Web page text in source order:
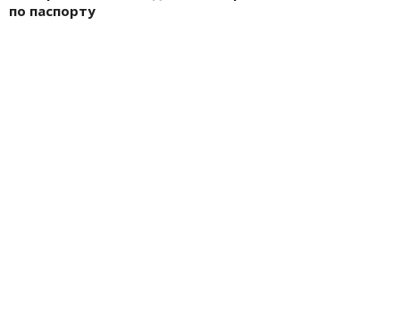
по паспорту